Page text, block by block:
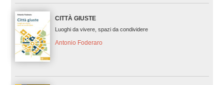
CITTÀ GIUSTE
Luoghi da vivere, spazi da condividere
Antonio Foderaro